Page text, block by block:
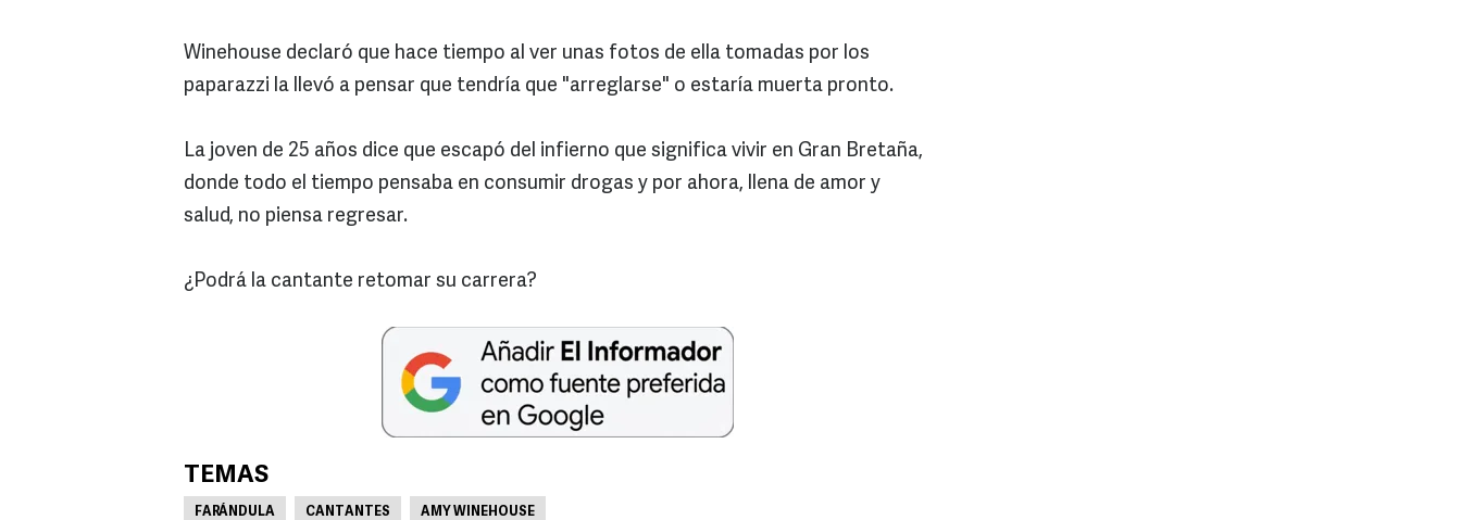
Winehouse declaró que hace tiempo al ver unas fotos de ella tomadas por los
paparazzi la llevó a pensar que tendría que "arreglarse" o estaría muerta pronto.
La joven de 25 años dice que escapó del infierno que significa vivir en Gran Bretaña,
donde todo el tiempo pensaba en consumir drogas y por ahora, llena de amor y
salud, no piensa regresar.
¿Podrá la cantante retomar su carrera?
TEMAS
FARÁNDULA CANTANTES AMY WINEHOUSE